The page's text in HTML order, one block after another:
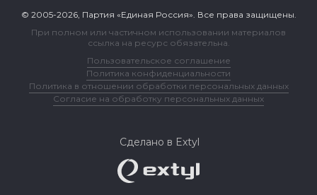
© 2005-2026, Партия «Единая Россия». Все права защищены.
При полном или частичном использовании материалов
ссылка на ресурс обязательна.
Пользовательское соглашение
Политика конфиденциальности
Политика в отношении обработки персональных данных
Согласие на обработку персональных данных
Сделано в Extyl